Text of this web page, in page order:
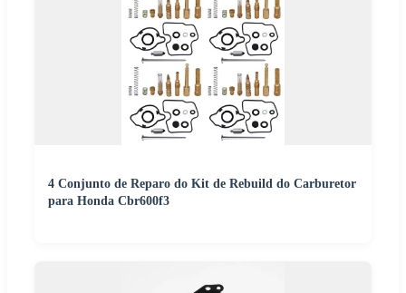
4 Conjunto de Reparo do Kit de Rebuild do Carburetor
para Honda Cbr600f3